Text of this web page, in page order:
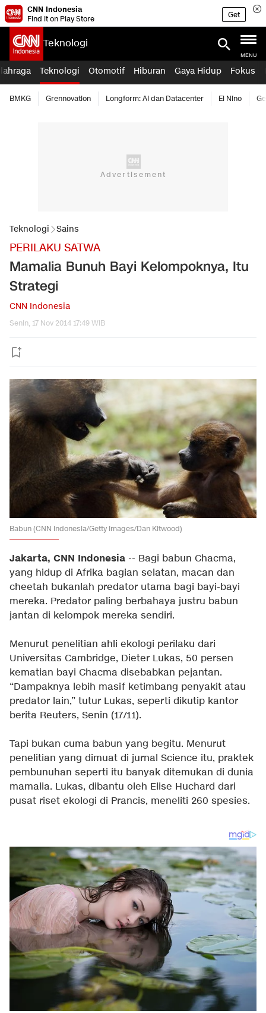
CNN Indonesia
Find it on Play Store
Get
Teknologi
MENU
Teknologi Otomotif Hiburan Gaya Hidup Fokus
BMKG Grennovation Longform: AI dan Datacenter El Nino
Teknologi Sains
PERILAKU SATWA
Mamalia Bunuh Bayi Kelompoknya, Itu
Strategi
CNN Indonesia
Senin, 17 Nov 2014 17:49 WIB
Babun (CNN Indonesia/Getty Images/Dan Kitwood)
Jakarta, CNN Indonesia -- Bagi babun Chacma,
yang hidup di Afrika bagian selatan, macan dan
cheetah bukanlah predator utama bagi bayi-bayi
mereka. Predator paling berbahaya justru babun
jantan di kelompok mereka sendiri.
Menurut penelitian ahli ekologi perilaku dari
Universitas Cambridge, Dieter Lukas, 50 persen
kematian bayi Chacma disebabkan pejantan.
“Dampaknya lebih masif ketimbang penyakit atau
predator lain,” tutur Lukas, seperti dikutip kantor
berita Reuters, Senin (17/11).
Tapi bukan cuma babun yang begitu. Menurut
penelitian yang dimuat di jurnal Science itu, praktek
pembunuhan seperti itu banyak ditemukan di dunia
mamalia. Lukas, dibantu oleh Elise Huchard dari
pusat riset ekologi di Prancis, meneliti 260 spesies.